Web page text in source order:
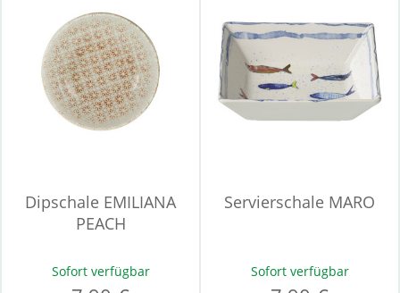
Dipschale EMILIANA
PEACH
Sofort verfügbar
Servierschale MARO
Sofort verfügbar